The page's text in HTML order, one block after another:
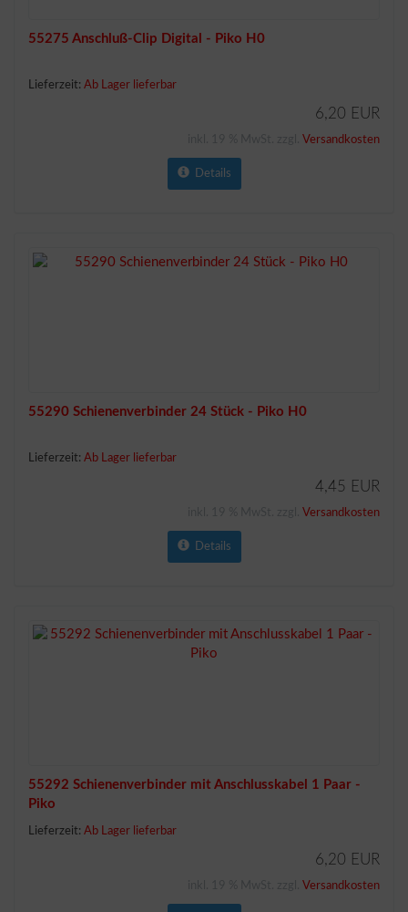
55275 Anschluß-Clip Digital - Piko H0
Lieferzeit: Ab Lager lieferbar
6,20 EUR
Versandkosten
Details
55290 Schienenverbinder 24 Stück - Piko H0
Lieferzeit: Ab Lager lieferbar
4,45 EUR
Versandkosten
Details
55292 Schienenverbinder mit Anschlusskabel 1 Paar -
Piko
Lieferzeit: Ab Lager lieferbar
6,20 EUR
Versandkosten